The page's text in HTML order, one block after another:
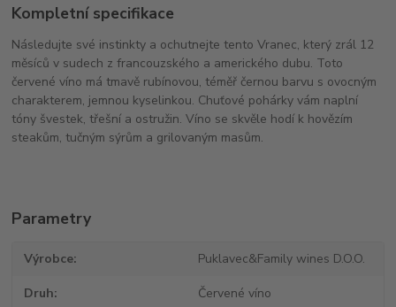
Kompletní specifikace
Následujte své instinkty a ochutnejte tento Vranec, který zrál 12
měsíců v sudech z francouzského a amerického dubu. Toto
červené víno má tmavě rubínovou, téměř černou barvu s ovocným
charakterem, jemnou kyselinkou. Chuťové pohárky vám naplní
tóny švestek, třešní a ostružin. Víno se skvěle hodí k hovězím
steakům, tučným sýrům a grilovaným masům.
Parametry
Výrobce Puklavec&Family wines D.O.O.
Druh Červené víno